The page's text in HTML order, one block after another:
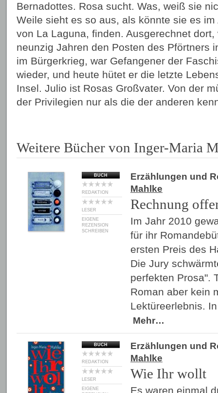
Bernadottes. Rosa sucht. Was, weiß sie
Weile sieht es so aus, als könnte sie es
von La Laguna, finden. Ausgerechnet
neunzig Jahren den Posten des Pförtners
im Bürgerkrieg, war Gefangener der
wieder, und heute hütet er die letzte
Insel. Julio ist Rosas Großvater. Von der
der Privilegien nur als die der anderen
Weitere Bücher von Inger-Maria
BUCH
REDAKTION
LESER
EIGENE
REZENSION
SCHREIBEN
Erzählungen und
Mahlke
Rechnung
Im Jahr 2010
für ihr
ersten Preis des
Die Jury
perfekten Prosa".
Roman aber kein
Lektüreerlebnis.
Mehr…
BUCH
REDAKTION
LESER
EIGENE
Erzählungen und
Mahlke
Wie Ihr wollt
Es waren einmal